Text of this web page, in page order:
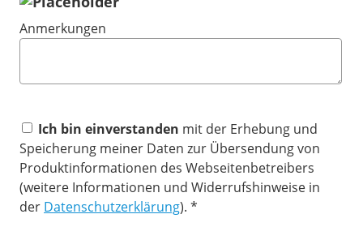
Anmerkungen
Ich bin einverstanden mit der Erhebung und
Speicherung meiner Daten zur Übersendung von
Produktinformationen des Webseitenbetreibers
(weitere Informationen und Widerrufshinweise in
der Datenschutzerklärung). *